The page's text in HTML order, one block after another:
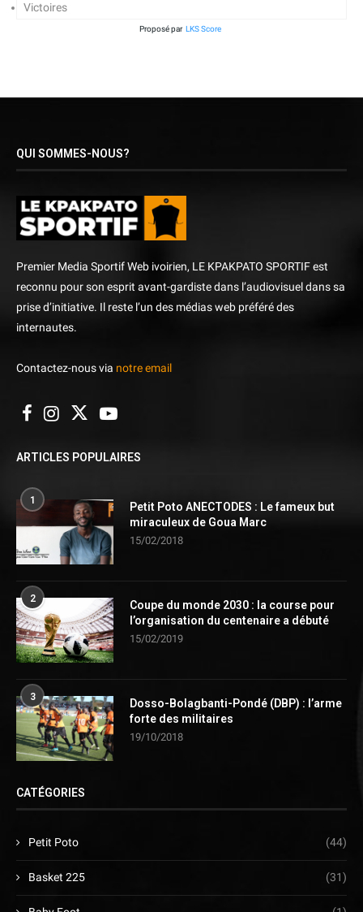
Victoires
Proposé par LKS Score
QUI SOMMES-NOUS?
Premier Media Sportif Web ivoirien, LE KPAKPATO SPORTIF est
reconnu pour son esprit avant-gardiste dans l’audiovisuel dans sa
prise d’initiative. Il reste l’un des médias web préféré des
internautes.
Contactez-nous via notre email
ARTICLES POPULAIRES
1
Petit Poto ANECTODES : Le fameux but
miraculeux de Goua Marc
15/02/2018
2
Coupe du monde 2030 : la course pour
l’organisation du centenaire a débuté
15/02/2019
3
Dosso-Bolagbanti-Pondé (DBP) : l’arme
forte des militaires
19/10/2018
CATÉGORIES
Petit Poto (44)
Basket 225 (31)